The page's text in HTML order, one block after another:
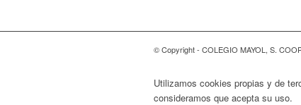
© Copyright - COLEGIO MAYOL, S.
Utilizamos cookies propias y de
consideramos que acepta su uso.